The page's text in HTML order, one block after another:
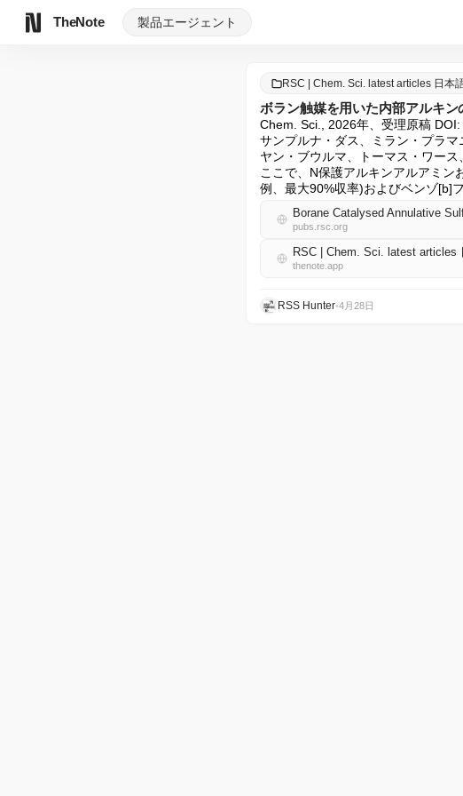
TheNote 製品エージェント
RSC | Chem. Sci. latest articles 日本
ボラン触媒を用いた内部アルキ
Chem. Sci., 2026年、受理原稿
サンプルナ・ダス、ミラン・プラ
ヤン・ブウルマ、トーマス・ワー
ここで、N保護アルキンアルアミン
例、最大90%収率)およびベンゾ[b]
pubs.rsc.org
RSC | Chem. Sci. latest articles
thenote.app
RSS Hunter•4月28日